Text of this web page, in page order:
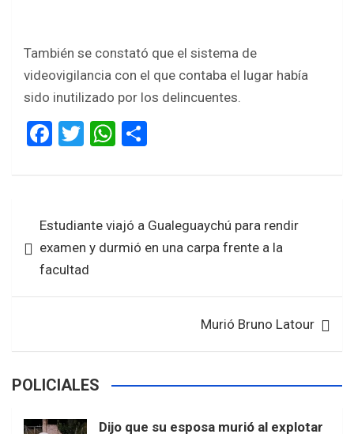
También se constató que el sistema de
videovigilancia con el que contaba el lugar había
sido inutilizado por los delincuentes.
F
ce
o
o
T
tt
W
at
A
p
ar
entradas
Estudiante viajó a Gualeguaychú para rendir
examen y durmió en una carpa frente a la
facultad
Murió Bruno Latour
POLICIALES
Dijo que su esposa murió al explotar